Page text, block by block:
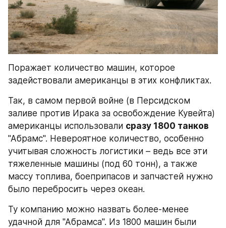
Поражает количество машин, которое
задействовали американцы в этих конфликтах.
Так, в самом первой войне (в Персидском
заливе против Ирака за освобождение Кувейта)
американцы использовали сразу 1800 танков
"Абрамс". Невероятное количество, особенно
учитывая сложность логистики – ведь все эти
тяжеленные машины (под 60 тонн), а также
массу топлива, боеприпасов и запчастей нужно
было перебросить через океан.
Ту компанию можно назвать более-менее
удачной для "Абрамса". Из 1800 машин были